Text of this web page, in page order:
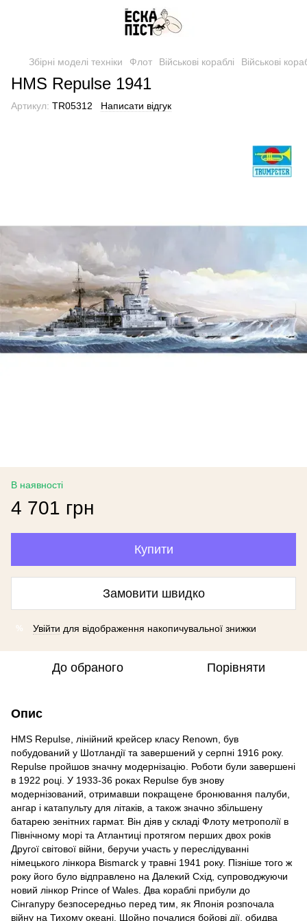
Збірні моделі техніки Флот Військові кораблі Військові
HMS Repulse 1941
Артикул: TR05312 Написати відгук
В наявності
4 701 грн
Купити
Замовити швидко
% Увійти для відображення накопичувальної знижки
До обраного Порівняти
Опис
HMS Repulse, лінійний крейсер класу Renown, був
побудований у Шотландії та завершений у серпні 1916 року.
Repulse пройшов значну модернізацію. Роботи були завершені
в 1922 році. У 1933-36 роках Repulse був знову
модернізований, отримавши покращене бронювання палуби,
ангар і катапульту для літаків, а також значно збільшену
батарею зенітних гармат. Він діяв у складі Флоту метрополії в
Північному морі та Атлантиці протягом перших двох років
Другої світової війни, беручи участь у переслідуванні
німецького лінкора Bismarck у травні 1941 року. Пізніше того ж
року його було відправлено на Далекий Схід, супроводжуючи
новий лінкор Prince of Wales. Два кораблі прибули до
Сінгапуру безпосередньо перед тим, як Японія розпочала
війну на Тихому океані. Щойно почалися бойові дії, обидва